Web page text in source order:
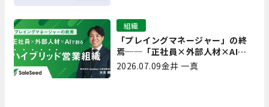
「プレイングマネージャー」の終
焉──「正社員×外部人材×AI」
で創るハイブリッド営業組織
組織
2026.07.09金井 一真